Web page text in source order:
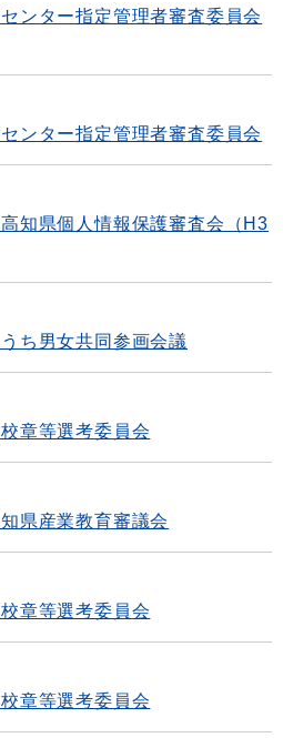
ンター指定管理者審査委員会
ンター指定管理者審査委員会
知県個人情報保護審査会（H3
ち男女共同参画会議
章等選考委員会
県産業教育審議会
章等選考委員会
章等選考委員会